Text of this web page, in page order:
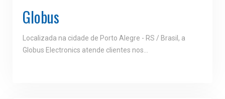
Globus
Localizada na cidade de Porto Alegre - RS / Brasil, a
Globus Electronics atende clientes nos…